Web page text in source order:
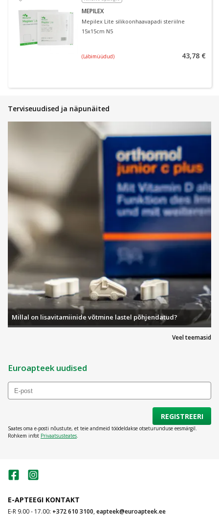
MEPILEX
Mepilex Lite silikoonhaavapadi steriilne
15x15cm N5
(Läbimüüdud) 43,78 €
Terviseuudised ja näpunäited
Veel teemasid
Millal on lisavitamiinide võtmine lastel põhjendatud?
Euroapteek uudised
REGISTREERI
Saates oma e-posti nõustute, et teie andmeid töödeldakse otseturunduse eesmärgil.
Rohkem infot Privaatsusteates.
E-APTEEGI KONTAKT
E-R 9.00 - 17.00: +372 610 3100,eapteek@euroapteek.ee